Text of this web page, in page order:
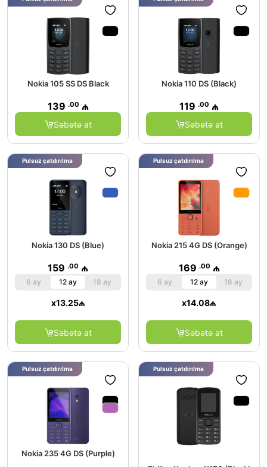
Nokia 105 SS DS Black
139 .00 ₼
Səbətə at
Nokia 110 DS (Black)
119 .00 ₼
Səbətə at
Nokia 130 DS (Blue)
159 .00 ₼
6 ay 12 ay 18 ay
x13.25₼
Səbətə at
Pulsuz çatdırılma
Nokia 215 4G DS (Orange)
169 .00 ₼
6 ay 12 ay 18 ay
x14.08₼
Səbətə at
Pulsuz çatdırılma
Nokia 235 4G DS (Purple)
Pulsuz çatdırılma Pulsuz çatdırılma